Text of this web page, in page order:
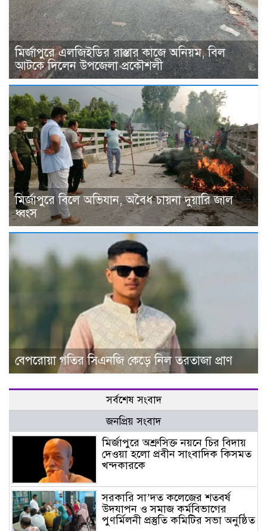
মির্জাপুরে এলজিইডির রাস্তার কাজে অনিয়ম, বিল
আটকে দিলেন উপজেলা প্রকৌশলী
মির্জাপুরে বিলে অভিযান, অবৈধ চায়না দুয়ারি জাল
ধ্বংস
বেপরোয়া গতির সিএনজি কেড়ে নিল তরতাজা প্রাণ
সর্বশেষ সংবাদ
জনপ্রিয় সংবাদ
মির্জাপুরে অশ্রুসিক্ত নয়নে চির বিদায়
দেওয়া হলো প্রবীন সাংবাদিক কিসমত
খন্দকারকে
সরকারি সা’দত কলেজের শতবর্ষ
উদযাপন ও সমাজ কর্মবিভাগের
পুণর্মিলনী প্রস্তুতি কমিটির সভা অনুষ্ঠিত